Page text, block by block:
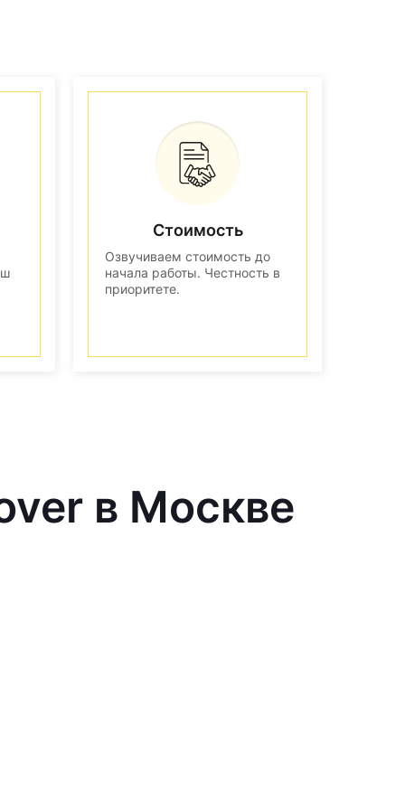
Стоимость
Озвучиваем стоимость до
начала работы. Честность в
приоритете.
в Москве